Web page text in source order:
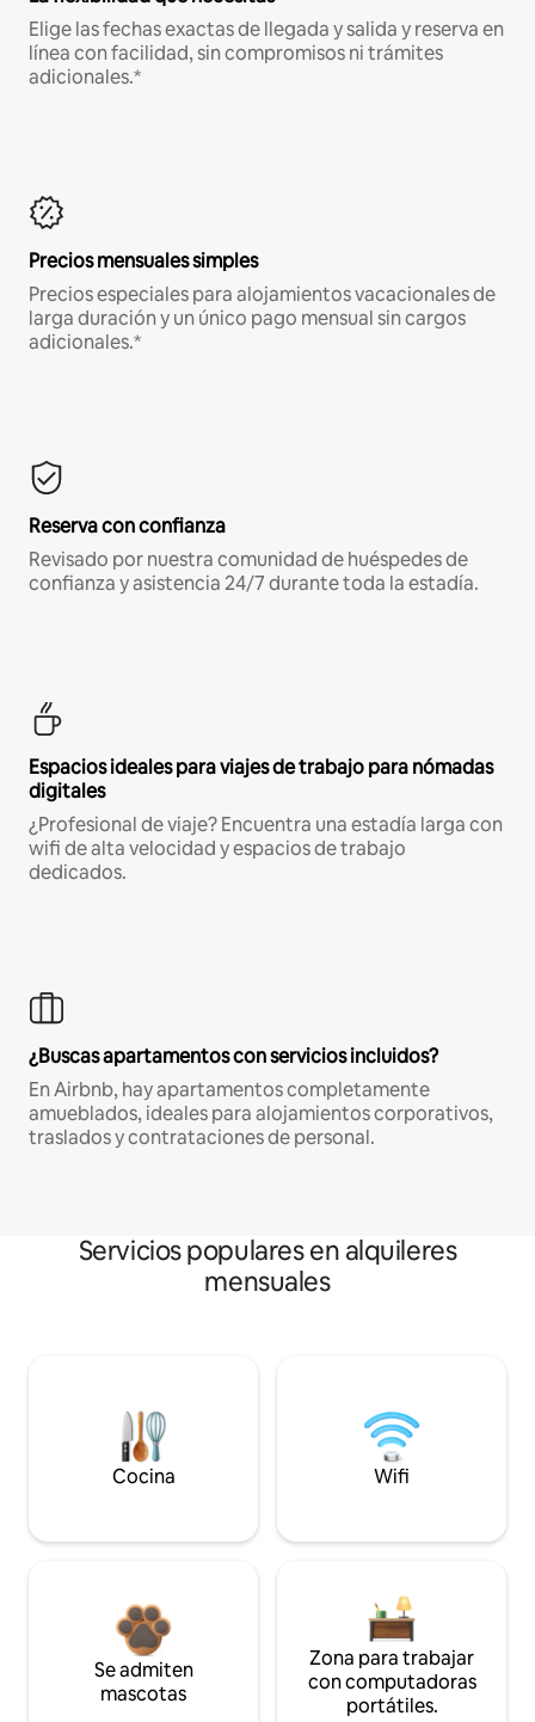
Elige las fechas exactas de llegada y salida y reserva en
línea con facilidad, sin compromisos ni trámites
adicionales.*
Precios mensuales simples
Precios especiales para alojamientos vacacionales de
larga duración y un único pago mensual sin cargos
adicionales.*
Reserva con confianza
Revisado por nuestra comunidad de huéspedes de
confianza y asistencia 24/7 durante toda la estadía.
Espacios ideales para viajes de trabajo para nómadas
digitales
¿Profesional de viaje? Encuentra una estadía larga con
wifi de alta velocidad y espacios de trabajo
dedicados.
¿Buscas apartamentos con servicios incluidos?
En Airbnb, hay apartamentos completamente
amueblados, ideales para alojamientos corporativos,
traslados y contrataciones de personal.
Servicios populares en alquileres
mensuales
Cocina Wifi
Se admiten
mascotas
Zona para trabajar
con computadoras
portátiles.